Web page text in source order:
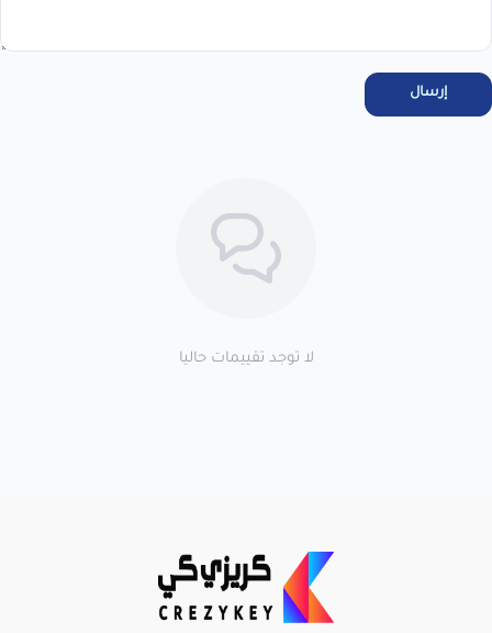
والاسترجاع فى المتجر ، واتعهد باستخدام المنتجات . خلال 7 أيام من
الاستلام لضمان التف...
إرسال
لا توجد تقييمات حاليا